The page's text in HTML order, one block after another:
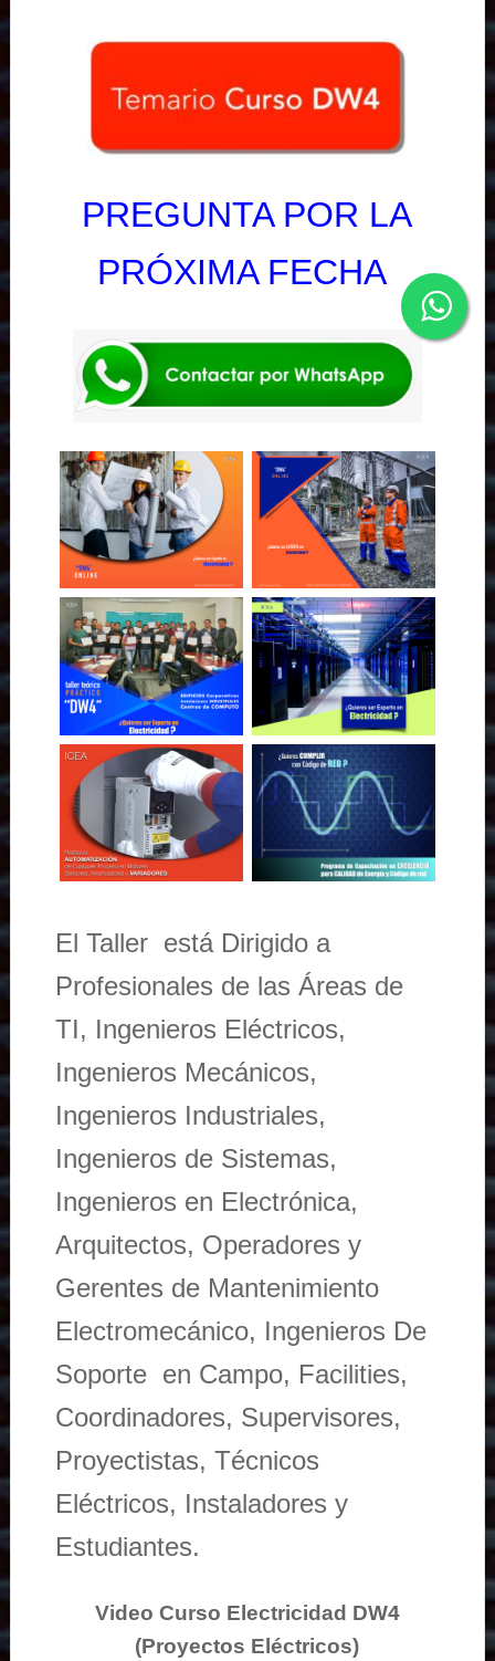
PREGUNTA POR LA
PRÓXIMA FECHA
El Taller está Dirigido a
Profesionales de las Áreas de
TI, Ingenieros Eléctricos,
Ingenieros Mecánicos,
Ingenieros Industriales,
Ingenieros de Sistemas,
Ingenieros en Electrónica,
Arquitectos, Operadores y
Gerentes de Mantenimiento
Electromecánico, Ingenieros De
Soporte en Campo, Facilities,
Coordinadores, Supervisores,
Proyectistas, Técnicos
Eléctricos, Instaladores y
Estudiantes.
Video Curso Electricidad DW4
(Proyectos Eléctricos)